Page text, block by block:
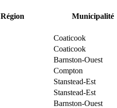
Région Municipalité
Coaticook
Coaticook
Barnston-Ouest
Compton
Stanstead-Est
Stanstead-Est
Barnston-Ouest